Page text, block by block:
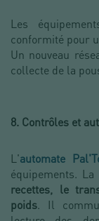
Les
conformité pour
Un nouveau
collecte de la
8. Contrôles et
L'automate
équipements.
recettes, le
poids. Il